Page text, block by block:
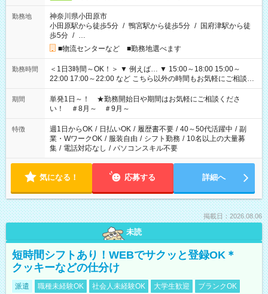
勤務地
神奈川県小田原市
小田原駅から徒歩5分 / 鴨宮駅から徒歩5分 / 国府津駅から徒
歩5分 / …
■物流センターなど ■勤務地選べます
勤務時間
＜1日3時間～OK！＞ ▼ 例えば… ▼ 15:00～18:00 15:00～
22:00 17:00～22:00 など こちら以外の時間もお気軽にご相談く
ださい！
期間
単発1日～！ ★勤務開始日や期間はお気軽にご相談くださ
い！ ＃8月～ ＃9月～
特徴 週1日からOK / 日払いOK / 履歴書不要 / 40～50代活躍中 / 副
業・WワークOK / 服装自由 / シフト勤務 / 10名以上の大量募
集 / 電話対応なし / パソコンスキル不要
気になる！ 応募する 詳細へ
掲載日：2026.08.06
未読
短時間シフトあり！WEBでサクッと登録OK＊
クッキーなどの仕分け
派遣 職種未経験OK 社会人未経験OK 大学生歓迎
ブランクOK